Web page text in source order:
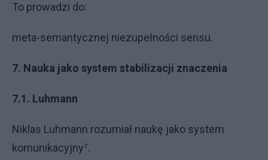
To prowadzi do:
meta-semantycznej niezupełności sensu.
7. Nauka jako system stabilizacji znaczenia
7.1. Luhmann
Niklas Luhmann rozumiał naukę jako system
komunikacyjny⁷.